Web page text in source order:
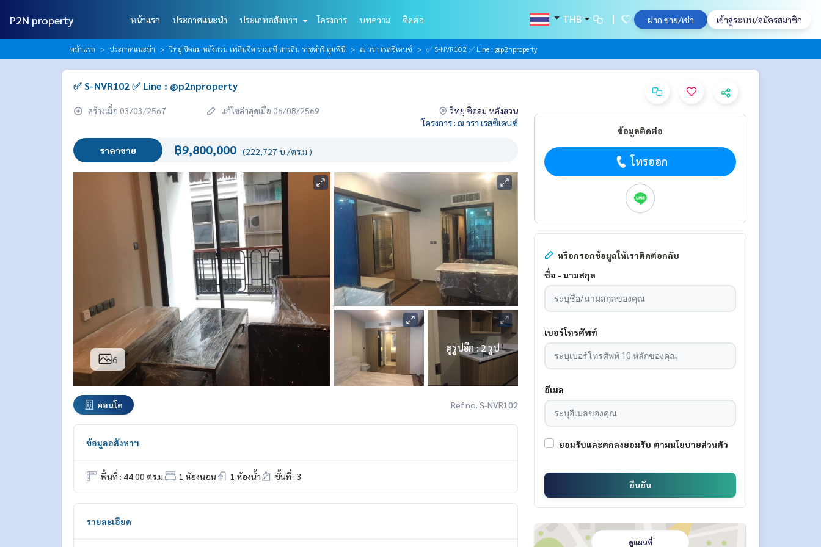
P2N property หน้าแรก ประกาศแนะนำ ประเภทอสังหาฯ โครงการ บทความ ติดต่อ THB ฝาก ขาย/เช่า เข้าสู่ระบบ/สมัครสมาชิก
หน้าแรก ประกาศแนะนำ วิทยุ ชิดลม หลังสวน เพลินจิต ร่วมฤดี สารสิน ราชดำริ ลุมพินี ณ วรา เรสซิเดนซ์ ✅ S-NVR102 ✅ Line : @p2nproperty
✅ S-NVR102 ✅ Line : @p2nproperty
สร้างเมื่อ 03/03/2567 แก้ไขล่าสุดเมื่อ 06/08/2569
วิทยุ ชิดลม หลังสวน
โครงการ : ณ วรา เรสซิเดนซ์
ราคาขาย ฿9,800,000 (222,727 บ./ตร.ม.)
6
ดูรูปอีก : 2 รูป
คอนโด Ref no. S-NVR102
ข้อมูลอสังหาฯ
พื้นที่ : 44.00 ตร.ม. 1 ห้องนอน 1 ห้องน้ำ ชั้นที่ : 3
รายละเอียด
ข้อมูลติดต่อ
โทรออก
หรือกรอกข้อมูลให้เราติดต่อกลับ
ชื่อ - นามสกุล
เบอร์โทรศัพท์
อีเมล
ยอมรับและตกลงยอมรับ ตามนโยบายส่วนตัว
ยืนยัน
ดูแผนที่